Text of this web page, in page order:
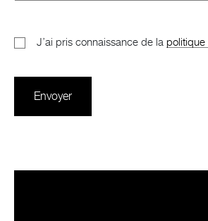
J’ai pris connaissance de la politique
Envoyer